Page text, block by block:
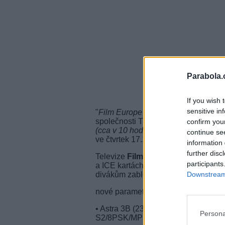
If you wish
sensitive
confirm
continue
information
further
"Film Europe bude na Skylinku,"
společnosti TradeTec. "
Podmínky
(cca v 10 hodin)
," dodal. Tisková
ve čtvrtek 17.11.2011 ve 20:00 hodin.
Televize Film Europe Channel
a ICE kartách. V současné době je
divákům zablokována.
nové parametry Film Europe
• Astra 3B (23,5°E), freq. 12,110
S2/8PSK/MPEG-4/SD